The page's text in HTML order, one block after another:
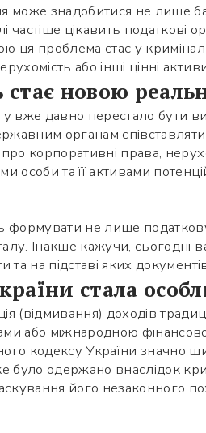
може знадобитися не лише
цікавить податкові
ця проблема стає у
або інші цінні
стає новою
вже давно перестало бути
органам
корпоративні права,
особи та її активами
формувати не лише
Інакше кажучи,
та на підставі яких
стала
(відмивання) доходів
або міжнародною
кодексу України
було одержано внаслідок
його незаконного